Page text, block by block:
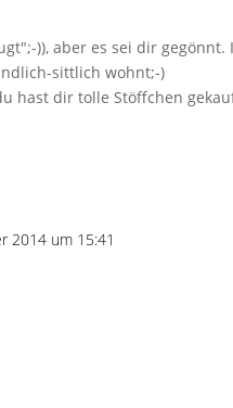
)), aber es sei dir
sittlich wohnt;-)
hast dir tolle Stöffchen
2014 um 15:41